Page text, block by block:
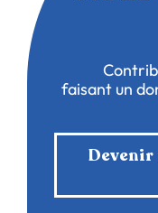
faisant un
Devenir